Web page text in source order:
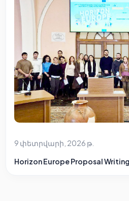
9 փետրվարի, 2026 թ.
Horizon Europe Proposal